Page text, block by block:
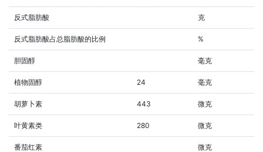
反式脂肪酸 克
反式脂肪酸占总脂肪酸的比例 %
胆固醇 毫克
植物固醇 24 毫克
胡萝卜素 443 微克
叶黄素类 280 微克
番茄红素 微克